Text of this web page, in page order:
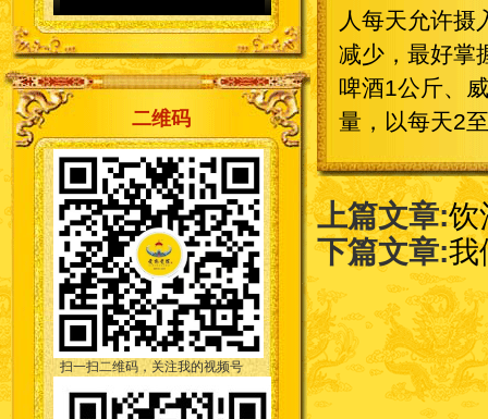
二维码
扫一扫二维码，关注我的视频号
人每天允许摄
减少，最好掌
啤酒1公斤、
量，以每天2
上篇文章:饮
下篇文章:我